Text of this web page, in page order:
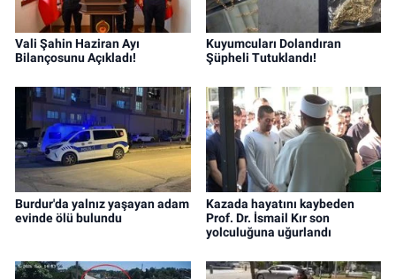
Vali Şahin Haziran Ayı
Bilançosunu Açıkladı!
Kuyumcuları Dolandıran
Şüpheli Tutuklandı!
Burdur'da yalnız yaşayan adam
evinde ölü bulundu
Kazada hayatını kaybeden
Prof. Dr. İsmail Kır son
yolculuğuna uğurlandı